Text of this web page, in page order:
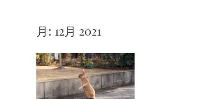
月: 12月 2021